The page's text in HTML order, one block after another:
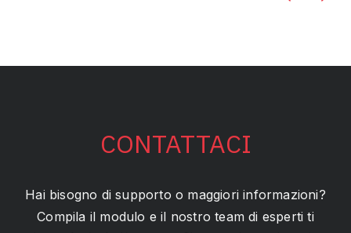
CONTATTACI
Hai bisogno di supporto o maggiori informazioni?
Compila il modulo e il nostro team di esperti ti